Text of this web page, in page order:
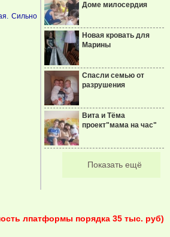
Доме милосердия
Новая кровать для
Марины
Спасли семью от
разрушения
Вита и Тёма
проект"мама на час"
Показать ещё
Сильно
лпатформы порядка 35 тыс. руб)